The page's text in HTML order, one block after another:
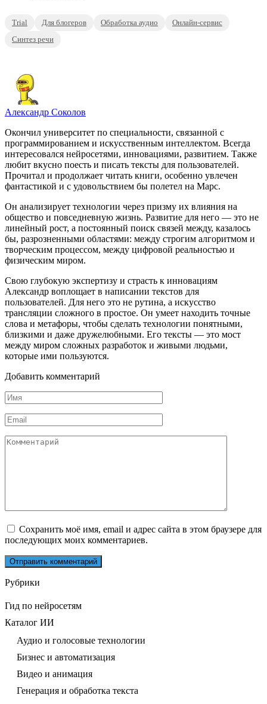
Trial Для блогеров Обработка аудио
Онлайн-сервис
Синтез речи
Александр Соколов
Окончил университет по специальности, связанной с
программированием и искусственным интеллектом. Всегда
интересовался нейросетями, инновациями, развитием. Также
любит вкусно поесть и писать тексты для пользователей.
Прочитал и продолжает читать книги, особенно увлечен
фантастикой и с удовольствием бы полетел на Марс.
Он анализирует технологии через призму их влияния на
общество и повседневную жизнь. Развитие для него — это не
линейный рост, а постоянный поиск связей между, казалось
бы, разрозненными областями: между строгим алгоритмом и
творческим процессом, между цифровой реальностью и
физическим миром.
Свою глубокую экспертизу и страсть к инновациям
Александр воплощает в написании текстов для
пользователей. Для него это не рутина, а искусство
трансляции сложного в простое. Он умеет находить точные
слова и метафоры, чтобы сделать технологии понятными,
близкими и даже дружелюбными. Его тексты — это мост
между миром сложных разработок и живыми людьми,
которые ими пользуются.
Добавить комментарий
Имя
*
Email
*
Комментарий
Сохранить моё имя, email и адрес сайта в этом браузере для
последующих моих комментариев.
Рубрики
Гид по нейросетям
Каталог ИИ
Аудио и голосовые технологии
Бизнес и автоматизация
Видео и анимация
Генерация и обработка текста